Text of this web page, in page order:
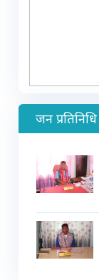
जन प्रतिनिधि